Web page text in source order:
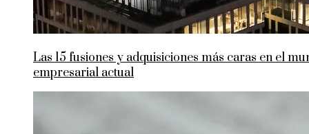
Las 15 fusiones y adquisiciones más caras en el
empresarial actual